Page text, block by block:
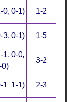
0, 0-1) 1-2
3, 0-1) 1-5
1, 0-0,
0)
3-2
1, 1-1) 2-3